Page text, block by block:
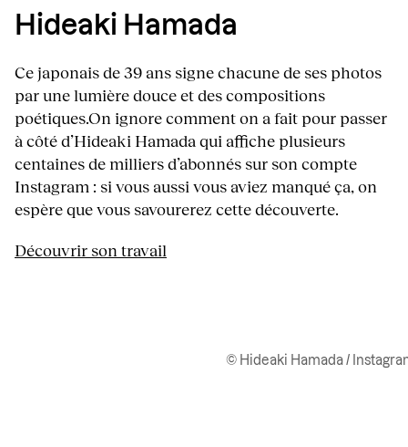
Hideaki Hamada
Ce japonais de 39 ans signe chacune de ses photos
par une lumière douce et des compositions
poétiques.On ignore comment on a fait pour passer
à côté d’Hideaki Hamada qui affiche plusieurs
centaines de milliers d’abonnés sur son compte
Instagram : si vous aussi vous aviez manqué ça, on
espère que vous savourerez cette découverte.
Découvrir son travail
© Hideaki Hamada /